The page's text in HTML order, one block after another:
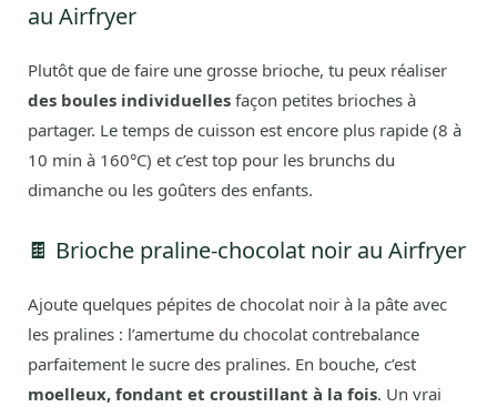
au Airfryer
Plutôt que de faire une grosse brioche, tu peux réaliser
des boules individuelles façon petites brioches à
partager. Le temps de cuisson est encore plus rapide (8 à
10 min à 160°C) et c’est top pour les brunchs du
dimanche ou les goûters des enfants.
🍫 Brioche praline-chocolat noir au Airfryer
Ajoute quelques pépites de chocolat noir à la pâte avec
les pralines : l’amertume du chocolat contrebalance
parfaitement le sucre des pralines. En bouche, c’est
moelleux, fondant et croustillant à la fois. Un vrai